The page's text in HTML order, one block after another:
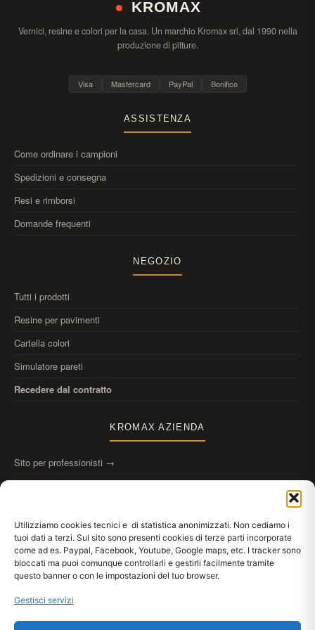
Utilizziamo cookies tecnici e di statistica anonimizzati. Non cediamo i
tuoi dati a terzi. Sul sito sono presenti cookies di terze parti incorporate
come ad es. Paypal, Facebook, Youtube, Google maps, etc. I tracker sono
bloccati ma puoi comunque controllarli e gestirli facilmente tramite
questo banner o con le impostazioni del tuo browser.
Gestisci servizi
● KROMAX
Vernici, resine e colori per la casa. Un marchio Kromax srl, dal 1990 nella
produzione di pitture.
Visa Mastercard PayPal Bonifico
ASSISTENZA
Come ordinare i campioni
Spedizioni e consegna
Resi e rimborsi
Domande frequenti
NEGOZIO
Tutti i prodotti
Resine per pavimenti
Cartella colori
Simulatore pareti
Recedere dal contratto
KROMAX AZIENDA
Sito per professionisti →
Scarica
App Store Google Play WebApp